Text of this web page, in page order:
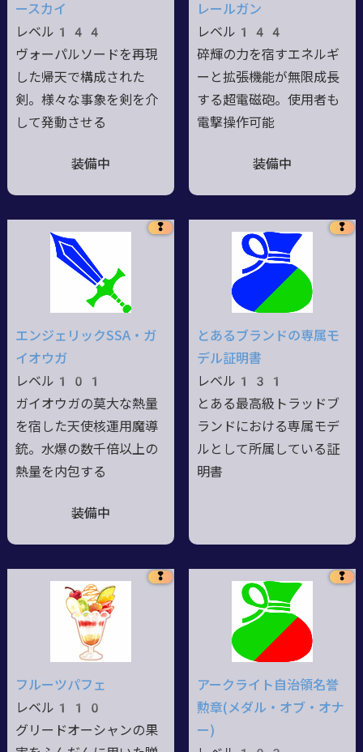
ースカイ
レベル144
ヴォーパルソードを再現
した帰天で構成された
剣。様々な事象を剣を介
して発動させる
装備中
レールガン
レベル144
碎輝の力を宿すエネルギ
ーと拡張機能が無限成長
する超電磁砲。使用者も
電撃操作可能
装備中
❢
エンジェリックSSA・ガ
イオウガ
レベル101
ガイオウガの莫大な熱量
を宿した天使核運用魔導
銃。水爆の数千倍以上の
熱量を内包する
装備中
❢
とあるブランドの専属モ
デル証明書
レベル131
とある最高級トラッドブ
ランドにおける専属モデ
ルとして所属している証
明書
❢
フルーツパフェ
レベル110
グリードオーシャンの果
❢
アークライト自治領名誉
勲章(メダル・オブ・オナ
ー)